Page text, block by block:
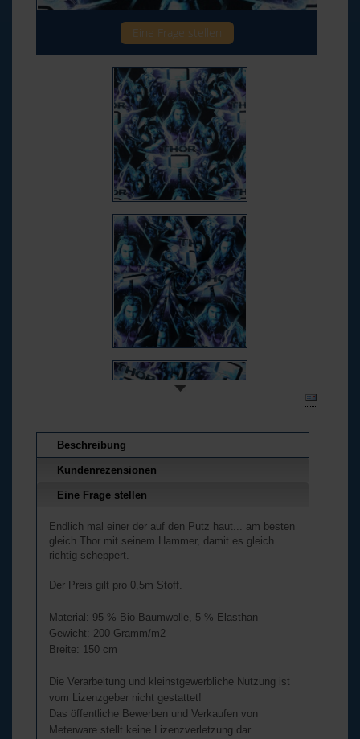
Eine Frage stellen
Beschreibung
Kundenrezensionen
Eine Frage stellen
Endlich mal einer der auf den Putz haut... am besten
gleich Thor mit seinem Hammer, damit es gleich
richtig scheppert.
Der Preis gilt pro 0,5m Stoff.
Material: 95 % Bio-Baumwolle, 5 % Elasthan
Gewicht: 200 Gramm/m2
Breite: 150 cm
Die Verarbeitung und kleinstgewerbliche Nutzung ist
vom Lizenzgeber nicht gestattet!
Das öffentliche Bewerben und Verkaufen von
Meterware stellt keine Lizenzverletzung dar.